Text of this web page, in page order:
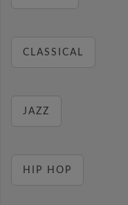
CLASSICAL
JAZZ
HIP HOP